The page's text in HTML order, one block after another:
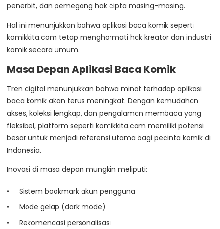
penerbit, dan pemegang hak cipta masing-masing.
Hal ini menunjukkan bahwa aplikasi baca komik seperti
komikkita.com tetap menghormati hak kreator dan industri
komik secara umum.
Masa Depan Aplikasi Baca Komik
Tren digital menunjukkan bahwa minat terhadap aplikasi
baca komik akan terus meningkat. Dengan kemudahan
akses, koleksi lengkap, dan pengalaman membaca yang
fleksibel, platform seperti komikkita.com memiliki potensi
besar untuk menjadi referensi utama bagi pecinta komik di
Indonesia.
Inovasi di masa depan mungkin meliputi:
Sistem bookmark akun pengguna
Mode gelap (dark mode)
Rekomendasi personalisasi